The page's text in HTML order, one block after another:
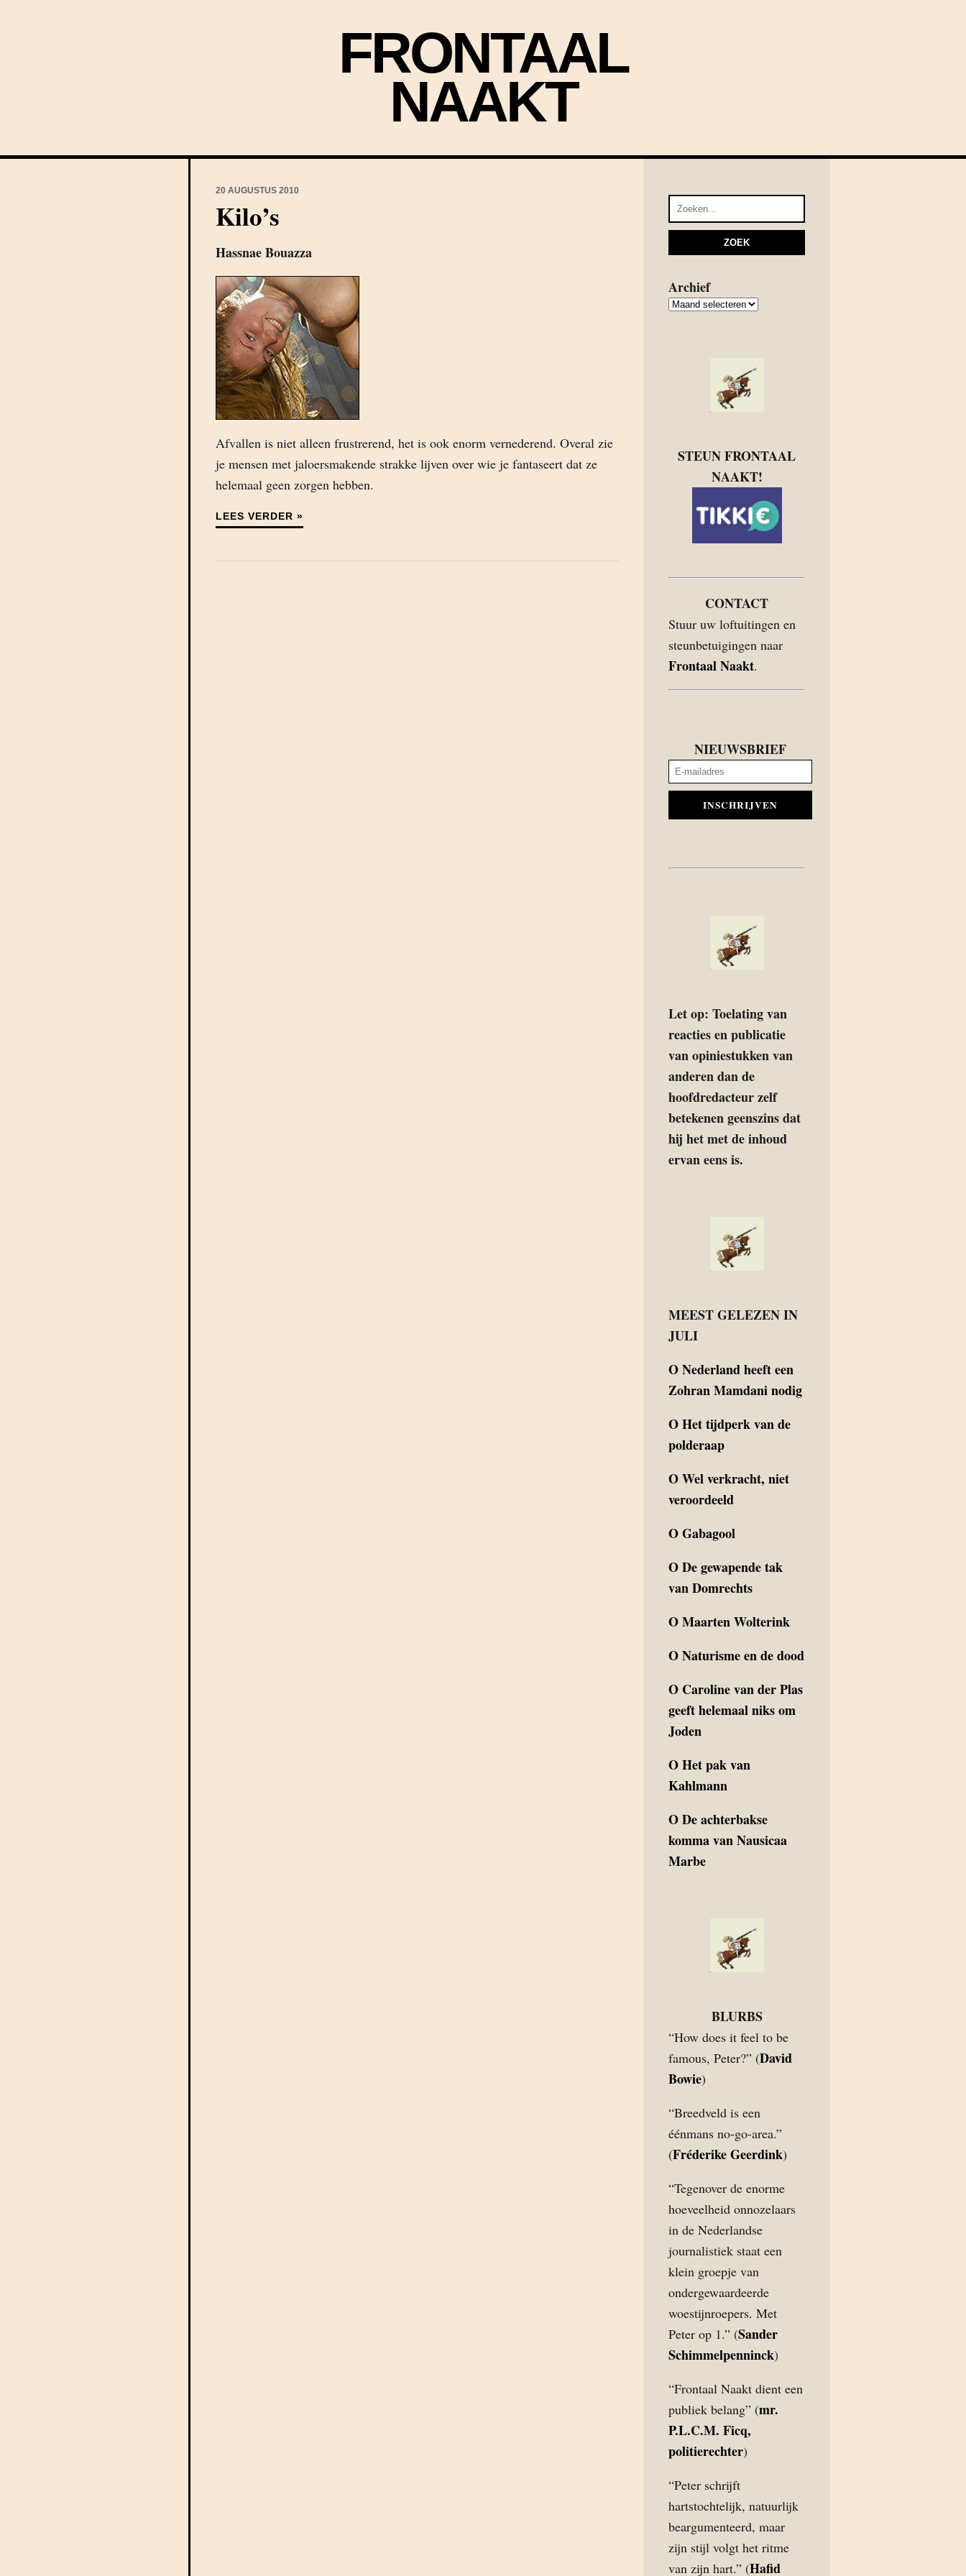
FRONTAAL
NAAKT
20 AUGUSTUS 2010
Kilo’s
Hassnae Bouazza
Afvallen is niet alleen frustrerend, het is ook enorm vernederend. Overal zie
je mensen met jaloersmakende strakke lijven over wie je fantaseert dat ze
helemaal geen zorgen hebben.
LEES VERDER »
Archief
Archief
STEUN FRONTAAL
NAAKT!
CONTACT
Stuur uw loftuitingen en
steunbetuigingen naar
Frontaal Naakt.
NIEUWSBRIEF
INSCHRIJVEN
Let op: Toelating van
reacties en publicatie
van opiniestukken van
anderen dan de
hoofdredacteur zelf
betekenen geenszins dat
hij het met de inhoud
ervan eens is.
MEEST GELEZEN IN
JULI
ONederland heeft een
Zohran Mamdani nodig
OHet tijdperk van de
polderaap
OWel verkracht, niet
veroordeeld
OGabagool
ODe gewapende tak
van Domrechts
OMaarten Wolterink
ONaturisme en de dood
O Caroline van der Plas
geeft helemaal niks om
Joden
OHet pak van
Kahlmann
ODe achterbakse
komma van Nausicaa
Marbe
BLURBS
“How does it feel to be
famous, Peter?” (David
Bowie)
“Breedveld is een
éénmans no-go-area.”
(Fréderike Geerdink)
“Tegenover de enorme
hoeveelheid onnozelaars
in de Nederlandse
journalistiek staat een
klein groepje van
ondergewaardeerde
woestijnroepers. Met
Peter op 1.” (Sander
Schimmelpenninck)
“Frontaal Naakt dient een
publiek belang” (mr.
P.L.C.M. Ficq,
politierechter)
“Peter schrijft
hartstochtelijk, natuurlijk
beargumenteerd, maar
zijn stijl volgt het ritme
van zijn hart.” (Hafid